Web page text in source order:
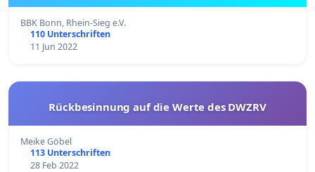
BBK Bonn, Rhein-Sieg e.V.
110 Unterschriften
11 Jun 2022
Rückbesinnung auf die Werte des DWZRV
Meike Göbel
113 Unterschriften
28 Feb 2022